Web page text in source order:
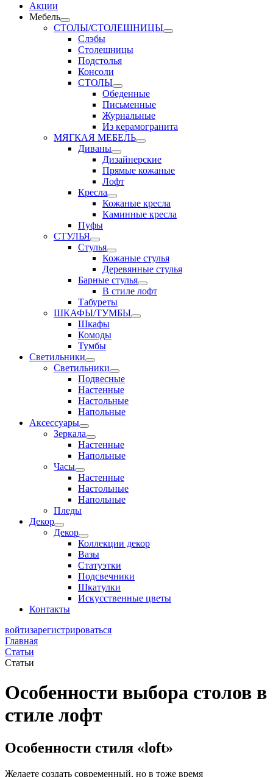
Акции
Мебель
СТОЛЫ/СТОЛЕШНИЦЫ
Слэбы
Столешницы
Подстолья
Консоли
СТОЛЫ
Обеденные
Письменные
Журнальные
Из керамогранита
МЯГКАЯ МЕБЕЛЬ
Диваны
Дизайнерские
Прямые кожаные
Лофт
Кресла
Кожаные кресла
Каминные кресла
Пуфы
СТУЛЬЯ
Стулья
Кожаные стулья
Деревянные стулья
Барные стулья
В стиле лофт
Табуреты
ШКАФЫ/ТУМБЫ
Шкафы
Комоды
Тумбы
Светильники
Светильники
Подвесные
Настенные
Настольные
Напольные
Аксессуары
Зеркала
Настенные
Напольные
Часы
Настенные
Настольные
Напольные
Пледы
Декор
Декор
Коллекции декор
Вазы
Статуэтки
Подсвечники
Шкатулки
Искусственные цветы
Контакты
войтизарегистрироваться
Главная
Статьи
Статьи
Особенности выбора столов в
стиле лофт
Особенности стиля «loft»
Желаете создать современный, но в тоже время